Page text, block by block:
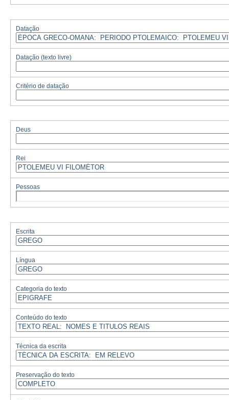
Datação
Datação (texto livre)
Critério de datação
Deus
Rei
Pessoas
Escrita
Língua
Categoria do texto
Conteúdo do texto
Técnica da escrita
Preservação do texto